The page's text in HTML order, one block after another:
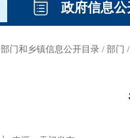
政府信息公
部门和乡镇信息公开目录 / 部门 /